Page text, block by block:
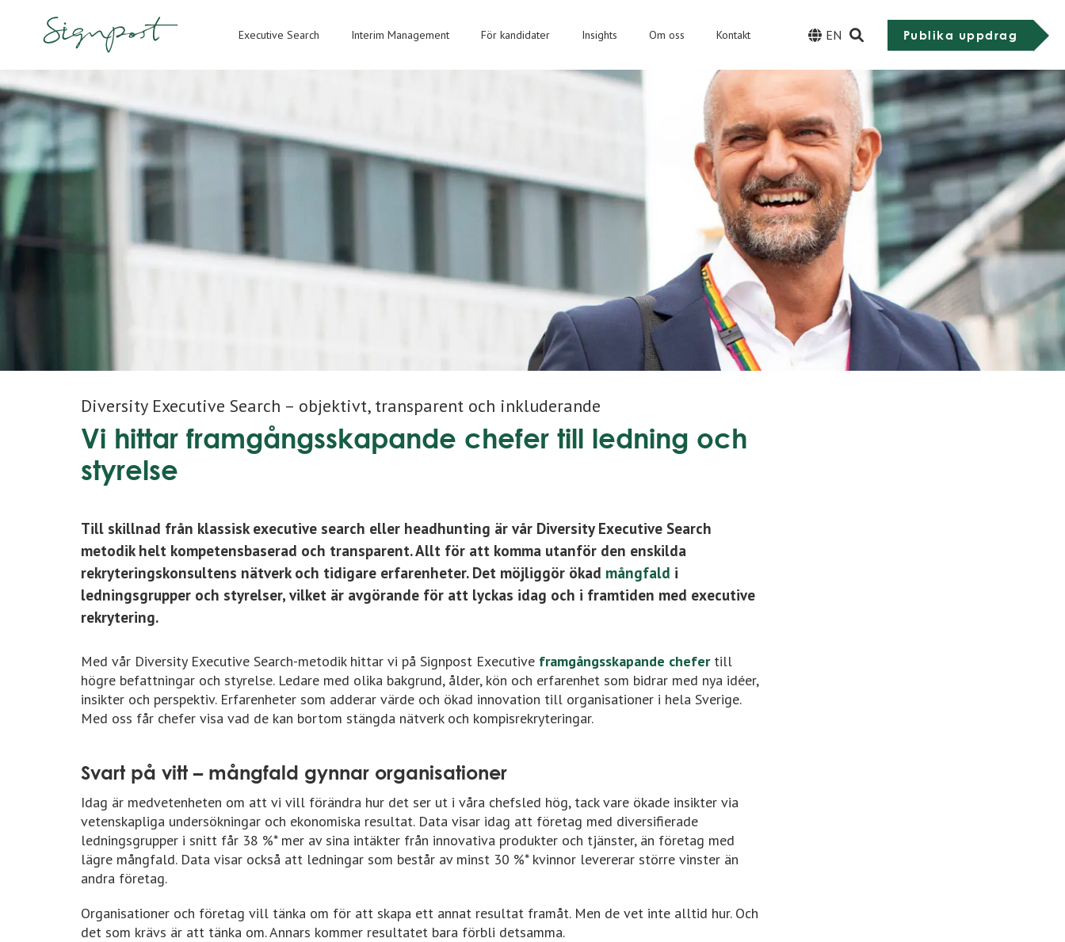
Executive Search Interim Management För kandidater Insights Om oss Kontakt EN Publika uppdrag
Diversity Executive Search – objektivt, transparent och inkluderande
Vi hittar framgångsskapande chefer till ledning och
styrelse
Till skillnad från klassisk executive search eller headhunting är vår Diversity Executive Search
metodik helt kompetensbaserad och transparent. Allt för att komma utanför den enskilda
rekryteringskonsultens nätverk och tidigare erfarenheter. Det möjliggör ökad mångfald i
ledningsgrupper och styrelser, vilket är avgörande för att lyckas idag och i framtiden med executive
rekrytering.
Med vår Diversity Executive Search-metodik hittar vi på Signpost Executive framgångsskapande chefertill
högre befattningar och styrelse. Ledare med olika bakgrund, ålder, kön och erfarenhet som bidrar med nya idéer,
insikter och perspektiv. Erfarenheter som adderar värde och ökad innovation till organisationer i hela Sverige.
Med oss får chefer visa vad de kan bortom stängda nätverk och kompisrekryteringar.
Svart på vitt – mångfald gynnar organisationer
Idag är medvetenheten om att vi vill förändra hur det ser ut i våra chefsled hög, tack vare ökade insikter via
vetenskapliga undersökningar och ekonomiska resultat. Data visar idag att företag med diversifierade
ledningsgrupper i snitt får 38 %* mer av sina intäkter från innovativa produkter och tjänster, än företag med
lägre mångfald. Data visar också att ledningar som består av minst 30 %* kvinnor levererar större vinster än
andra företag.
Organisationer och företag vill tänka om för att skapa ett annat resultat framåt. Men de vet inte alltid hur. Och
det som krävs är att tänka om. Annars kommer resultatet bara förbli detsamma.